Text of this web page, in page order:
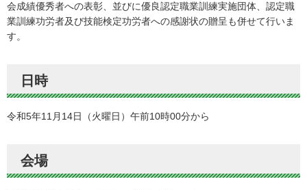
会成績優秀者への表彰、並びに優良認定職業訓練実施団体、認定職
業訓練功労者及び技能検定功労者への感謝状の贈呈も併せて行いま
す。
日時
令和5年11月14日（火曜日）午前10時00分から
会場